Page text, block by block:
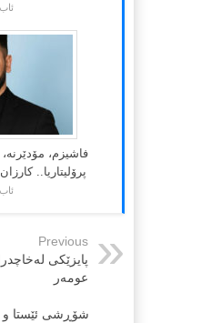
ئاب 8,
فاشیزم، مۆدێرنە،
پرۆلیتاریا..
ئاب 8,
Previous
پایزێکی
عومەر
شۆڕشی ئێستا